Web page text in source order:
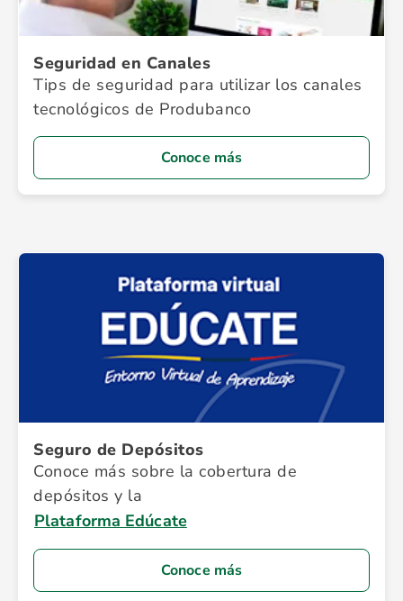
Seguridad en Canales
Tips de seguridad para utilizar los canales
tecnológicos de Produbanco
Conoce más
Seguro de Depósitos
Conoce más sobre la cobertura de
depósitos y la
Plataforma Edúcate
Conoce más